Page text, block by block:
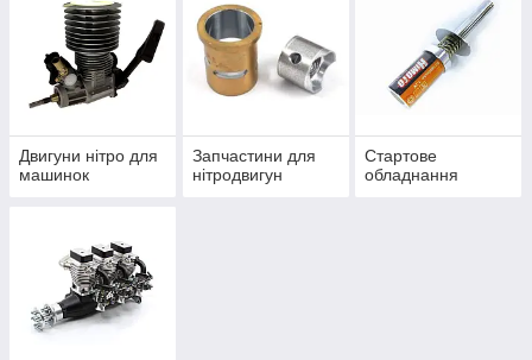
Двигуни нітро для
машинок
Запчастини для
нітродвигун
Стартове
обладнання